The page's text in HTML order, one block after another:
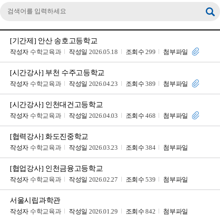
[기간제] 안산 송호고등학교
작성자 수학교육과 작성일 2026.05.18 조회수 299 첨부파일
[시간강사] 부천 수주고등학교
작성자 수학교육과 작성일 2026.04.23 조회수 389 첨부파일
[시간강사] 인천대건고등학교
작성자 수학교육과 작성일 2026.04.03 조회수 468 첨부파일
[협력강사] 화도진중학교
작성자 수학교육과 작성일 2026.03.23 조회수 384 첨부파일
[협업강사] 인천금융고등학교
작성자 수학교육과 작성일 2026.02.27 조회수 539 첨부파일
서울시립과학관
작성자 수학교육과 작성일 2026.01.29 조회수 842 첨부파일